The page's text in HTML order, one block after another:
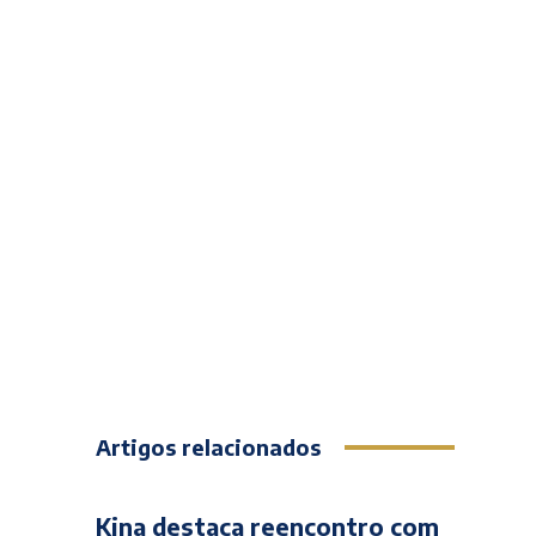
Artigos relacionados
Kina destaca reencontro com